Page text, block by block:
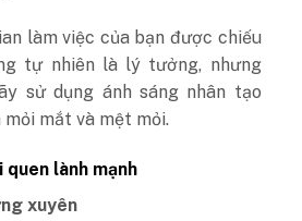
làm việc của bạn được chiếu
tự nhiên là lý tưởng, nhưng
sử dụng ánh sáng nhân tạo
mắt và mệt mỏi.
lành mạnh
xuyên